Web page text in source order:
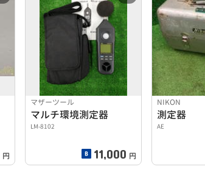
円
マザーツール
マルチ環境測定器
LM-8102
11,000 円
NIKON
測定器
AE